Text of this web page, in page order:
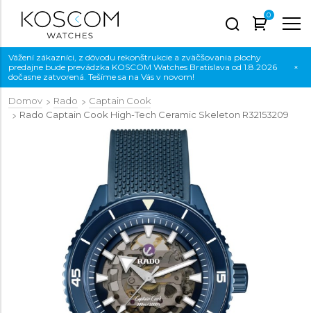
0
Vážení zákazníci, z dôvodu rekonštrukcie a zväčšovania plochy
predajne bude prevádzka KOSCOM Watches Bratislava od 1.8.2026
dočasne zatvorená. Tešíme sa na Vás v novom!
×
Domov Rado
Captain Cook
Rado Captain Cook High-Tech Ceramic Skeleton R32153209